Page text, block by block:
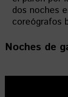
dos noches
coreógrafos
Noches de